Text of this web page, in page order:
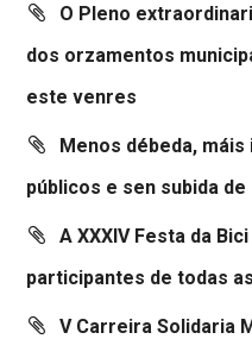
O Pleno
dos orzamentos
este venres
Menos débeda,
públicos e sen subida
A XXXIV Festa da
participantes de todas
V Carreira Solidaria